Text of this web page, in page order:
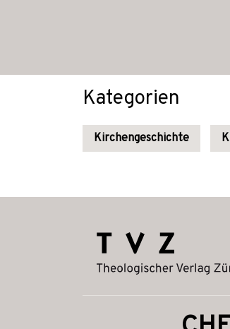
Kategorien
Kirchengeschichte